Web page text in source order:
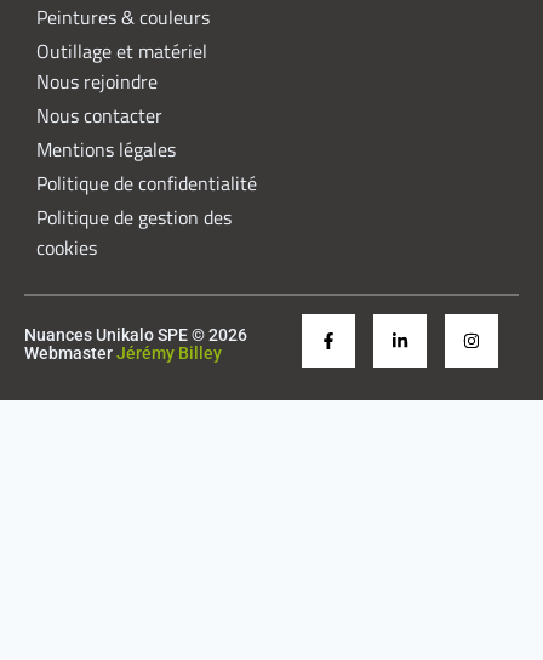
Peintures & couleurs
Outillage et matériel
Nous rejoindre
Nous contacter
Mentions légales
Politique de confidentialité
Politique de gestion des
cookies
Nuances Unikalo SPE © 2026
WebmasterJérémy Billey